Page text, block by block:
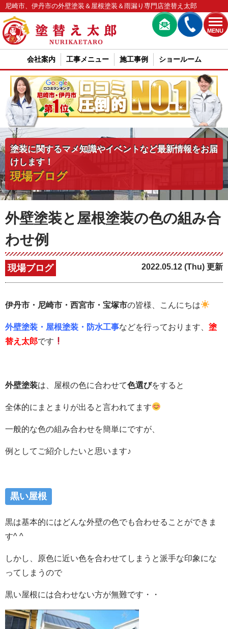
MENU
尼崎市、伊丹市の外壁塗装＆屋根塗装＆雨漏り専門店塗替え太郎
会社案内 工事メニュー 施工事例 ショールーム
塗装に関するマメ知識やイベントなど最新情報をお届
けします！
現場ブログ
外壁塗装と屋根塗装の色の組み合
わせ例
現場ブログ 2022.05.12 (Thu) 更新
伊丹市・尼崎市・西宮市・宝塚市の皆様、こんにちは
外壁塗装・屋根塗装・防水工事などを行っております、 塗
替え太郎です
外壁塗装は、屋根の色に合わせて色選びをすると
全体的にまとまりが出ると言われてます
一般的な色の組み合わせを簡単にですが、
例としてご紹介したいと思います♪
黒い屋根
黒は基本的にはどんな外壁の色でも合わせることができま
す^ ^
しかし、原色に近い色を合わせてしまうと派手な印象にな
ってしまうので
黒い屋根には合わせない方が無難です・・